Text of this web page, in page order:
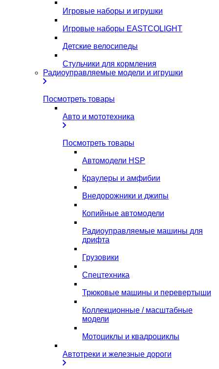
Игровые наборы и игрушки
Игровые наборы EASTCOLIGHT
Детские велосипеды
Стульчики для кормления
Радиоуправляемые модели и игрушки
Посмотреть товары
Авто и мототехника
Посмотреть товары
Автомодели HSP
Краулеры и амфибии
Внедорожники и джипы
Копийные автомодели
Радиоуправляемые машины для
дрифта
Грузовики
Спецтехника
Трюковые машины и перевертыши
Коллекционные / масштабные
модели
Мотоциклы и квадроциклы
Автотреки и железные дороги